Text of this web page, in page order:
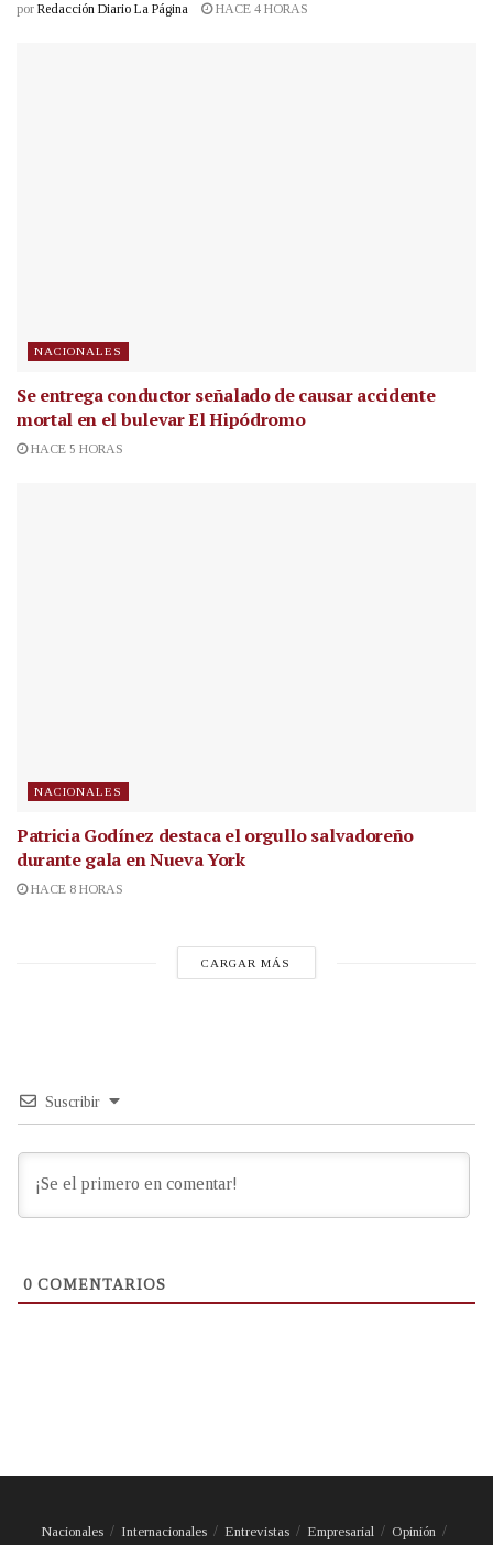
por Redacción Diario La Página HACE 4 HORAS
NACIONALES
Se entrega conductor señalado de causar accidente
mortal en el bulevar El Hipódromo
HACE 5 HORAS
NACIONALES
Patricia Godínez destaca el orgullo salvadoreño
durante gala en Nueva York
HACE 8 HORAS
CARGAR MÁS
Suscribir
0 COMENTARIOS
Nacionales Internacionales Entrevistas Empresarial Opinión